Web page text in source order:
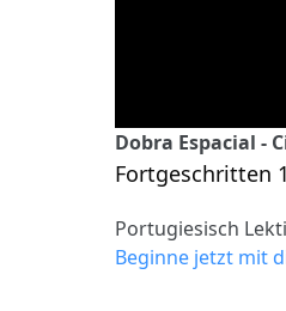
Dobra Espacial -
Fortgeschritten 1
Portugiesisch
Beginne jetzt mit